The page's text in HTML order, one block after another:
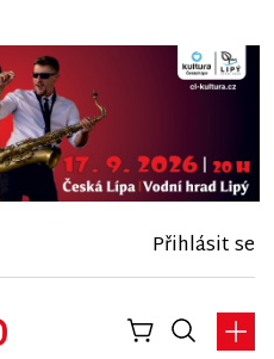
Přihlásit se